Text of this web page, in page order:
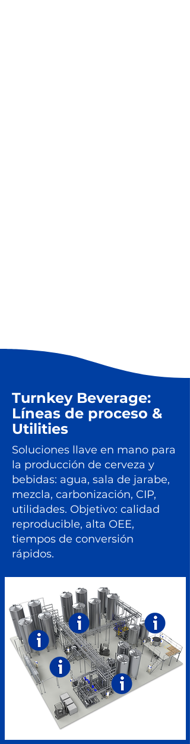
Turnkey Beverage:
Líneas de proceso &
Utilities
Soluciones llave en mano para
la producción de cerveza y
bebidas: agua, sala de jarabe,
mezcla, carbonización, CIP,
utilidades. Objetivo: calidad
reproducible, alta OEE,
tiempos de conversión
rápidos.